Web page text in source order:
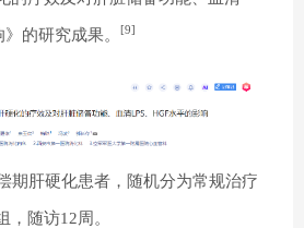
的研究成果。 [9]
期肝硬化患者，随机分为常规治疗
，随访12周。